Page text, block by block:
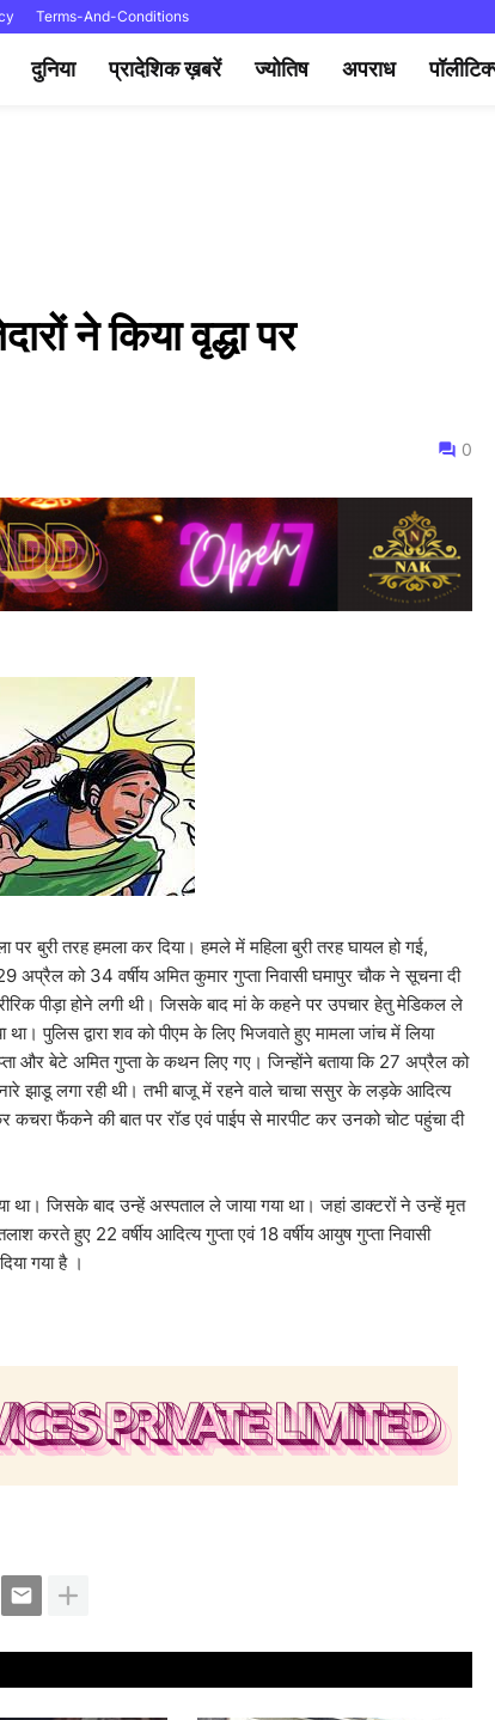
Terms-And-Conditions
दुनिया प्रादेशिक ख़बरें ज्योतिष अपराध
ने किया वृद्धा पर
0
पर बुरी तरह हमला कर दिया। हमले में महिला बुरी तरह घायल हो गई,
अप्रैल को 34 वर्षीय अमित कुमार गुप्ता निवासी घमापुर चौक ने सूचना दी
पीड़ा होने लगी थी। जिसके बाद मां के कहने पर उपचार हेतु मेडिकल ले
पुलिस द्वारा शव को पीएम के लिए भिजवाते हुए मामला जांच में लिया
और बेटे अमित गुप्ता के कथन लिए गए। जिन्होंने बताया कि 27 अप्रैल को
झाडू लगा रही थी। तभी बाजू में रहने वाले चाचा ससुर के लड़के आदित्य
कचरा फैंकने की बात पर रॉड एवं पाईप से मारपीट कर उनको चोट पहुंचा दी
था। जिसके बाद उन्हें अस्पताल ले जाया गया था। जहां डाक्टरों ने उन्हें मृत
करते हुए 22 वर्षीय आदित्य गुप्ता एवं 18 वर्षीय आयुष गुप्ता निवासी
गया है ।